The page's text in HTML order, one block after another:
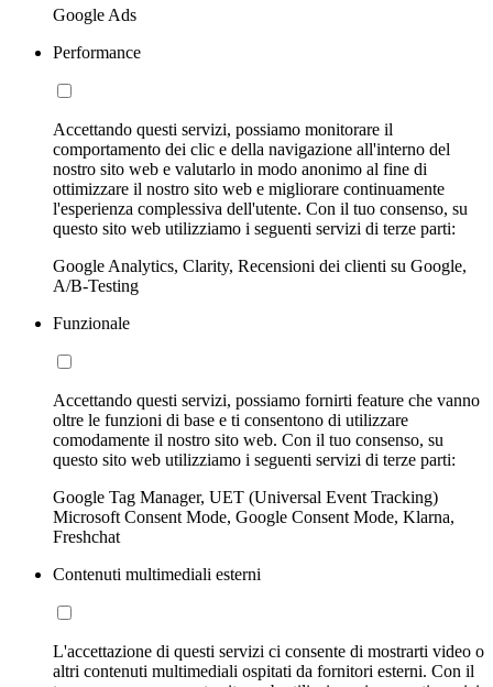
Google Ads
Performance
Accettando questi servizi, possiamo monitorare il
comportamento dei clic e della navigazione all'interno del
nostro sito web e valutarlo in modo anonimo al fine di
ottimizzare il nostro sito web e migliorare continuamente
l'esperienza complessiva dell'utente. Con il tuo consenso, su
questo sito web utilizziamo i seguenti servizi di terze parti:
Google Analytics, Clarity, Recensioni dei clienti su Google,
A/B-Testing
Funzionale
Accettando questi servizi, possiamo fornirti feature che vanno
oltre le funzioni di base e ti consentono di utilizzare
comodamente il nostro sito web. Con il tuo consenso, su
questo sito web utilizziamo i seguenti servizi di terze parti:
Google Tag Manager, UET (Universal Event Tracking)
Microsoft Consent Mode, Google Consent Mode, Klarna,
Freshchat
Contenuti multimediali esterni
L'accettazione di questi servizi ci consente di mostrarti video o
altri contenuti multimediali ospitati da fornitori esterni. Con il